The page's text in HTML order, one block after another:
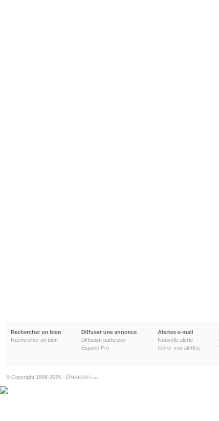
Rechercher un bien
Rechercher un bien
Diffuser une annonce
Diffusion particulier
Espace Pro
Alertes e-mail
Nouvelle alerte
Gérer vos alertes
© Copyright 1998-2026 - DMAISONS .COM